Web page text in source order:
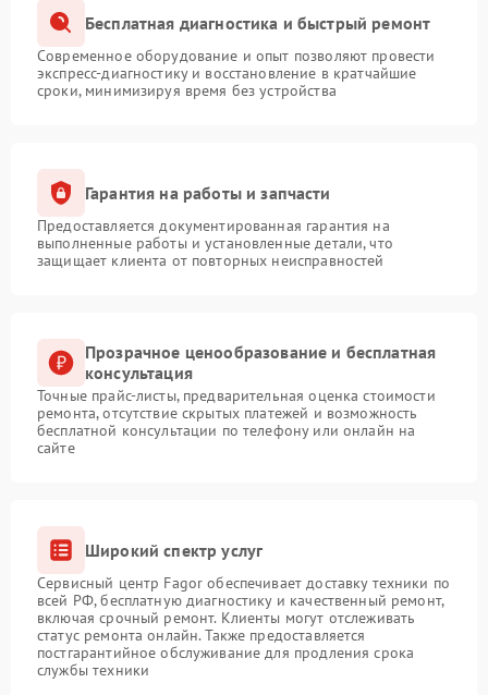
Бесплатная диагностика и быстрый ремонт
Современное оборудование и опыт позволяют провести
экспресс-диагностику и восстановление в кратчайшие
сроки, минимизируя время без устройства
Гарантия на работы и запчасти
Предоставляется документированная гарантия на
выполненные работы и установленные детали, что
защищает клиента от повторных неисправностей
Прозрачное ценообразование и бесплатная
консультация
Точные прайс-листы, предварительная оценка стоимости
ремонта, отсутствие скрытых платежей и возможность
бесплатной консультации по телефону или онлайн на
сайте
Широкий спектр услуг
Сервисный центр Fagor обеспечивает доставку техники по
всей РФ, бесплатную диагностику и качественный ремонт,
включая срочный ремонт. Клиенты могут отслеживать
статус ремонта онлайн. Также предоставляется
постгарантийное обслуживание для продления срока
службы техники